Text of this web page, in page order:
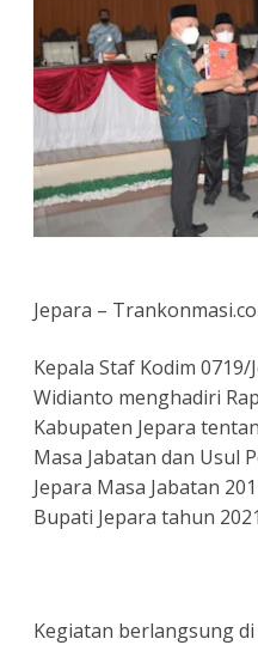
Jepara –
Kepala Staf Kodim
Widianto menghadiri
Kabupaten Jepara
Masa Jabatan dan Usul
Jepara Masa Jabatan
Bupati Jepara tahun
Kegiatan berlangsung